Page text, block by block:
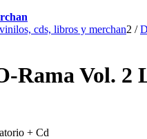
cds, libros y merchan2 /
Rama Vol. 2
+ Cd